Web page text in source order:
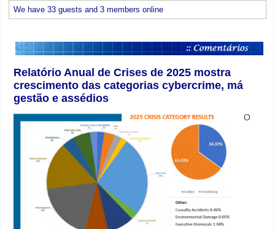
We have 33 guests and 3 members online
Relatório Anual de Crises de 2025 mostra
crescimento das categorias cybercrime, má
gestão e assédios
O